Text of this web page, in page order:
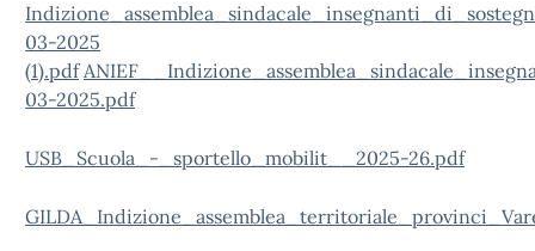
03-2025
(1).pdf
03-2025.pdf
USB_Scuola_-_sportello_mobilit__2025-26.pdf